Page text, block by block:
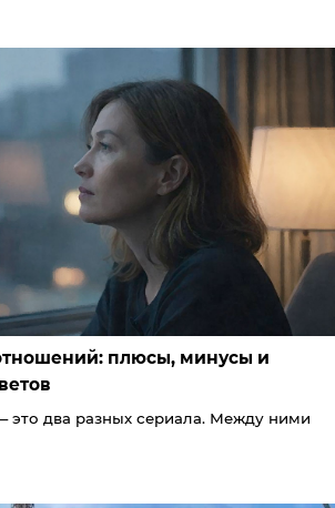
плюсы, минусы и
это два разных сериала. Между ними